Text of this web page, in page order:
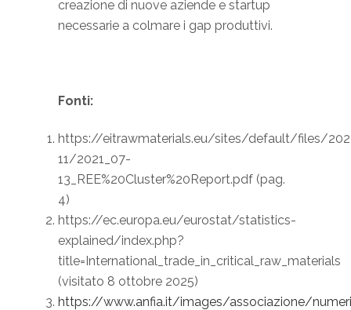
creazione di nuove aziende e startup
necessarie a colmare i gap produttivi.
Fonti:
https://eitrawmaterials.eu/sites/default/files/
11/2021_07-
13_REE%20Cluster%20Report.pdf (pag.
4)
https://ec.europa.eu/eurostat/statistics-
explained/index.php?
title=International_trade_in_critical_raw_materials
(visitato 8 ottobre 2025)
https://www.anfia.it/images/associazione/